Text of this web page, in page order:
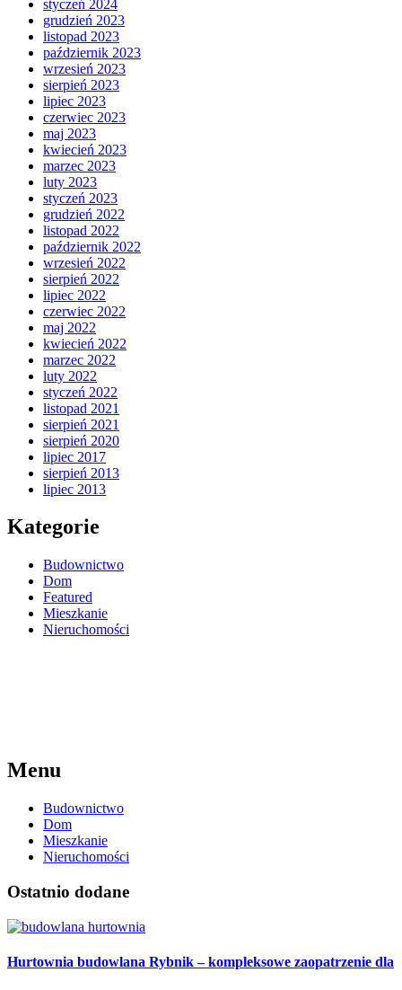
styczeń 2024
grudzień 2023
listopad 2023
październik 2023
wrzesień 2023
sierpień 2023
lipiec 2023
czerwiec 2023
maj 2023
kwiecień 2023
marzec 2023
luty 2023
styczeń 2023
grudzień 2022
listopad 2022
październik 2022
wrzesień 2022
sierpień 2022
lipiec 2022
czerwiec 2022
maj 2022
kwiecień 2022
marzec 2022
luty 2022
styczeń 2022
listopad 2021
sierpień 2021
sierpień 2020
lipiec 2017
sierpień 2013
lipiec 2013
Kategorie
Budownictwo
Dom
Featured
Mieszkanie
Nieruchomości
Menu
Budownictwo
Dom
Mieszkanie
Nieruchomości
Ostatnio dodane
Hurtownia budowlana Rybnik – kompleksowe zaopatrzenie dla